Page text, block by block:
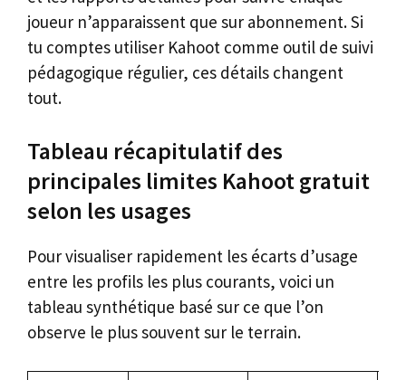
joueur n’apparaissent que sur abonnement. Si
tu comptes utiliser Kahoot comme outil de suivi
pédagogique régulier, ces détails changent
tout.
Tableau récapitulatif des
principales limites Kahoot gratuit
selon les usages
Pour visualiser rapidement les écarts d’usage
entre les profils les plus courants, voici un
tableau synthétique basé sur ce que l’on
observe le plus souvent sur le terrain.